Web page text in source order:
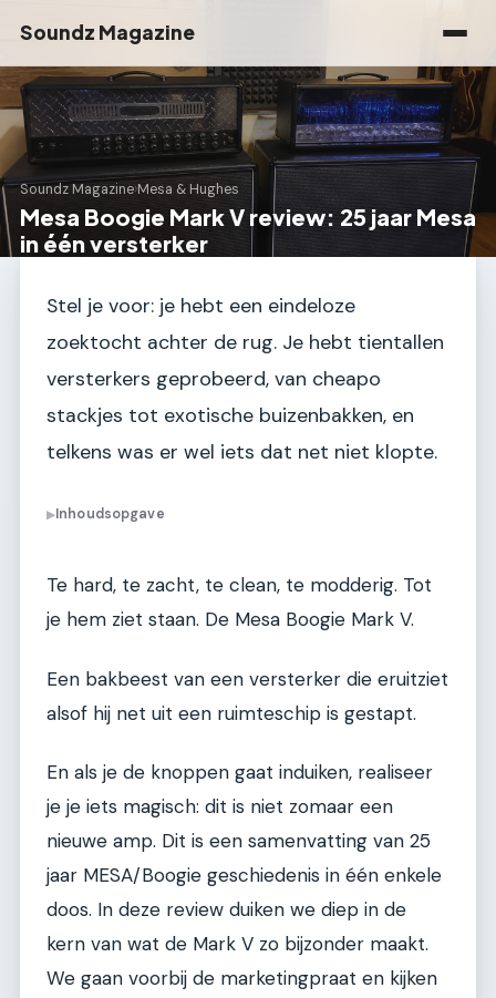
Soundz Magazine
Soundz Magazine›Mesa & Hughes
Mesa Boogie Mark V review: 25 jaar Mesa
in één versterker
Stel je voor: je hebt een eindeloze
zoektocht achter de rug. Je hebt tientallen
versterkers geprobeerd, van cheapo
stackjes tot exotische buizenbakken, en
telkens was er wel iets dat net niet klopte.
▶Inhoudsopgave
Te hard, te zacht, te clean, te modderig. Tot
je hem ziet staan. De Mesa Boogie Mark V.
Een bakbeest van een versterker die eruitziet
alsof hij net uit een ruimteschip is gestapt.
En als je de knoppen gaat induiken, realiseer
je je iets magisch: dit is niet zomaar een
nieuwe amp. Dit is een samenvatting van 25
jaar MESA/Boogie geschiedenis in één enkele
doos. In deze review duiken we diep in de
kern van wat de Mark V zo bijzonder maakt.
We gaan voorbij de marketingpraat en kijken